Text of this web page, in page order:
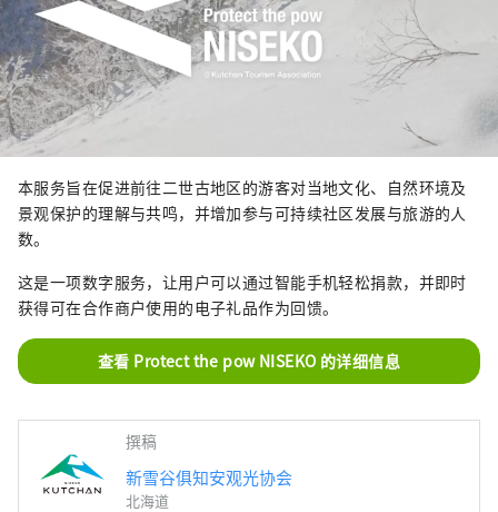
本服务旨在促进前往二世古地区的游客对当地文化、自然环境及
景观保护的理解与共鸣，并增加参与可持续社区发展与旅游的人
数。
这是一项数字服务，让用户可以通过智能手机轻松捐款，并即时
获得可在合作商户使用的电子礼品作为回馈。
查看 Protect the pow NISEKO 的详细信息
撰稿
新雪谷俱知安观光协会
北海道